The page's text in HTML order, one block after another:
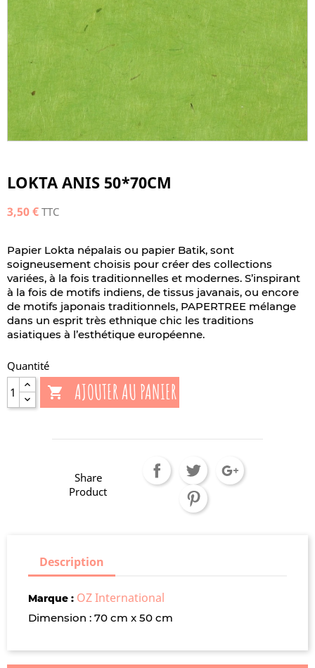
LOKTA ANIS 50*70CM
3,50 € TTC
Papier Lokta népalais ou papier Batik, sont
soigneusement choisis pour créer des collections
variées, à la fois traditionnelles et modernes. S’inspirant
à la fois de motifs indiens, de tissus javanais, ou encore
de motifs japonais traditionnels, PAPERTREE mélange
dans un esprit très ethnique chic les traditions
asiatiques à l’esthétique européenne.
Quantité
 AJOUTER AU PANIER
Share
Product
Description
Marque : OZ International
Dimension : 70 cm x 50 cm